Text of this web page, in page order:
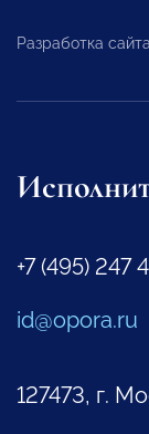
Разработка
+7 (495) 247
id@opora.ru
127473, г.